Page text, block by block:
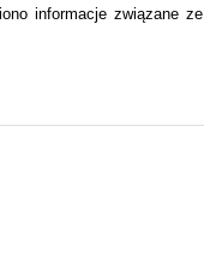
informacje związane ze